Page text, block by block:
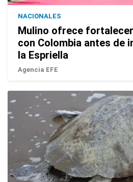
NACIONALES
Mulino ofrece
con Colombia antes de
la Espriella
Agencia EFE